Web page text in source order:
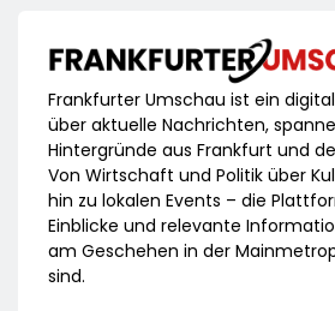
Frankfurter Umschau ist ein
über aktuelle Nachrichten,
Hintergründe aus Frankfurt und
Von Wirtschaft und Politik über
hin zu lokalen Events – die
Einblicke und relevante
am Geschehen in der
sind.